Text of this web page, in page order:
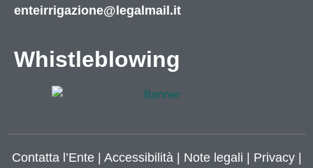
enteirrigazione@legalmail.it
Whistleblowing
Contatta l’Ente| Accessibilità | Note legali | Privacy|